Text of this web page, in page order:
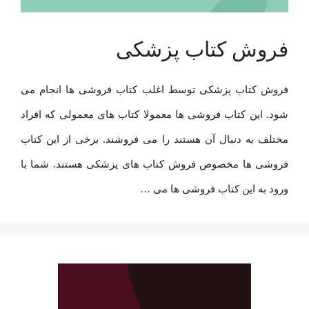
فروش کتاب پزشکی
فروش کتاب پزشکی توسط اغلب کتاب فروشی ها انجام می
شود. این کتاب فروشی ها معمولا کتاب های معمولی که افراد
مختلف به دنبال آن هستند را می فروشند. برخی از این کتاب
فروشی ها مخصوص فروش کتاب های پزشکی هستند. شما با
ورود به این کتاب فروشی ها می …